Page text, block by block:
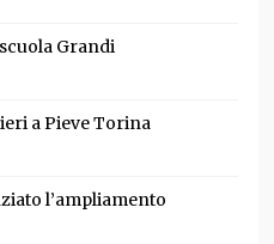
Grandi
a Pieve Torina
l’ampliamento